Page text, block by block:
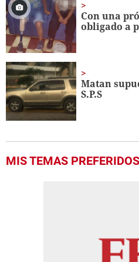
Con una
obligado a
Matan
S.P.S
MIS TEMAS PREFERIDOS